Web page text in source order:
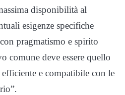
disponibilità al
esigenze specifiche
pragmatismo e spirito
comune deve essere quello
e compatibile con le